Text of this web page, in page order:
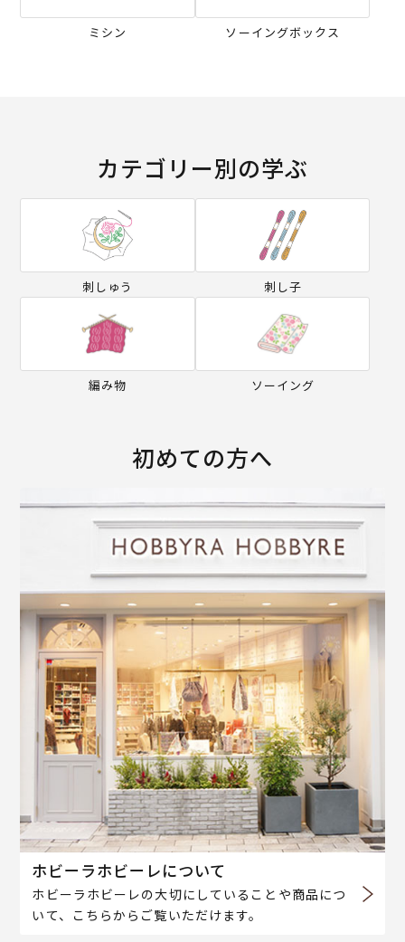
ミシン ソーイングボックス
カテゴリー別の学ぶ
刺しゅう 刺し子
編み物 ソーイング
初めての方へ
ホビーラホビーレについて
ホビーラホビーレの大切にしていることや商品につ
いて、こちらからご覧いただけます。